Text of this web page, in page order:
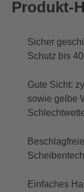
Produkt-
Sicher
Schutz bis
Gute Sicht:
sowie gelbe
Einfaches